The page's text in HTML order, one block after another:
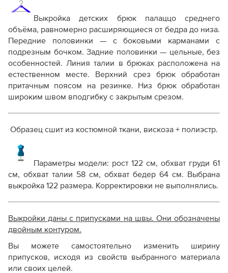
Дополнение к технологии пошива
Как распечатывать выкройки
Как скорректировать готовую выкройку по росту
Выкройка детских брюк палаццо среднего
объёма, равномерно расширяющиеся от бедра до низа.
Передние половинки — с боковыми карманами с
подрезным бочком. Задние половинки — цельные, без
особенностей. Линия талии в брюках расположена на
естественном месте. Верхний срез брюк обработан
притачным поясом на резинке. Низ брюк обработан
широким швом вподгибку с закрытым срезом.
Образец сшит из костюмной ткани, вискоза + полиэстр.
Параметры модели: рост 122 см, обхват груди 61
см, обхват талии 58 см, обхват бедер 64 см. Выбрана
выкройка 122 размера. Корректировки не выполнялись.
Выкройки даны с припусками на швы. Они обозначены
двойным контуром.
Вы можете самостоятельно изменить ширину
припусков, исходя из свойств выбранного материала
или своих целей.